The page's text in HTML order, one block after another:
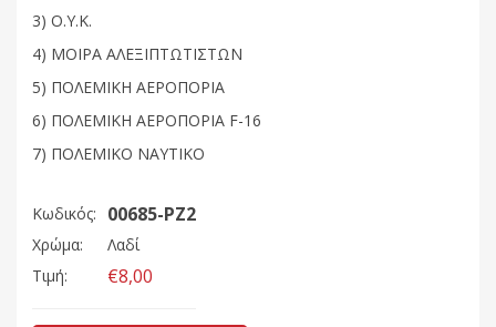
3) Ο.Υ.Κ.
4) ΜΟΙΡΑ ΑΛΕΞΙΠΤΩΤΙΣΤΩΝ
5) ΠΟΛΕΜΙΚΗ ΑΕΡΟΠΟΡΙΑ
6) ΠΟΛΕΜΙΚΗ ΑΕΡΟΠΟΡΙΑ F-16
7) ΠΟΛΕΜΙΚΟ ΝΑΥΤΙΚΟ
Κωδικός: 00685-PZ2
Χρώμα:
Λαδί
Τιμή:
€8,00